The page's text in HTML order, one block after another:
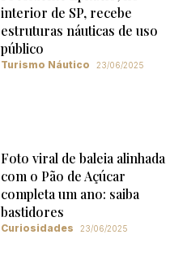
interior de SP, recebe
estruturas náuticas de uso
público
Turismo Náutico 23/06/2025
Foto viral de baleia alinhada
com o Pão de Açúcar
completa um ano: saiba
bastidores
Curiosidades 23/06/2025